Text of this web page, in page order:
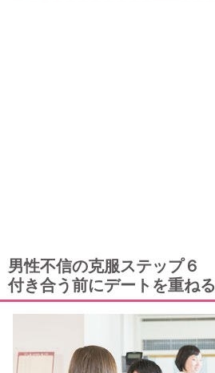
男性不信の克服ステップ６
付き合う前にデートを重ねる